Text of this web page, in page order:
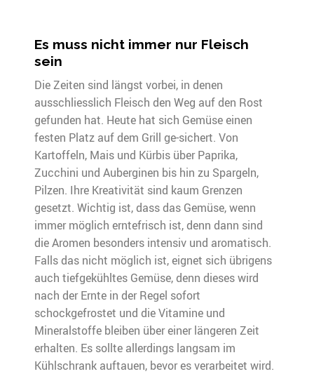
Es muss nicht immer nur Fleisch
sein
Die Zeiten sind längst vorbei, in denen
ausschliesslich Fleisch den Weg auf den Rost
gefunden hat. Heute hat sich Gemüse einen
festen Platz auf dem Grill ge-sichert. Von
Kartoffeln, Mais und Kürbis über Paprika,
Zucchini und Auberginen bis hin zu Spargeln,
Pilzen. Ihre Kreativität sind kaum Grenzen
gesetzt. Wichtig ist, dass das Gemüse, wenn
immer möglich erntefrisch ist, denn dann sind
die Aromen besonders intensiv und aromatisch.
Falls das nicht möglich ist, eignet sich übrigens
auch tiefgekühltes Gemüse, denn dieses wird
nach der Ernte in der Regel sofort
schockgefrostet und die Vitamine und
Mineralstoffe bleiben über einer längeren Zeit
erhalten. Es sollte allerdings langsam im
Kühlschrank auftauen, bevor es verarbeitet wird.